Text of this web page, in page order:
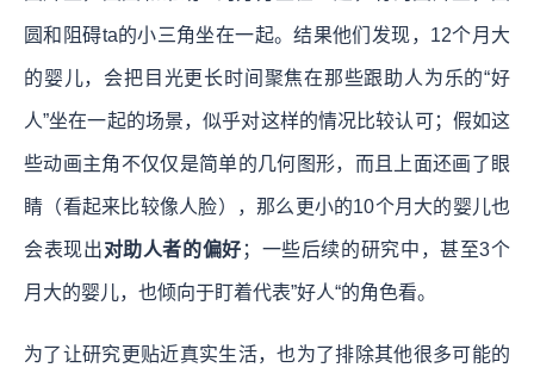
圆和阻碍ta的小三角坐在一起。结果他们发现，12个月大
的婴儿，会把目光更长时间聚焦在那些跟助人为乐的“好
人”坐在一起的场景，似乎对这样的情况比较认可；假如这
些动画主角不仅仅是简单的几何图形，而且上面还画了眼
睛（看起来比较像人脸），那么更小的10个月大的婴儿也
会表现出对助人者的偏好 ；一些后续的研究中，甚至3个
月大的婴儿，也倾向于盯着代表”好人“的角色看。
为了让研究更贴近真实生活，也为了排除其他很多可能的